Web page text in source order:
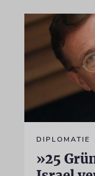
DIPLOMATIE
»25